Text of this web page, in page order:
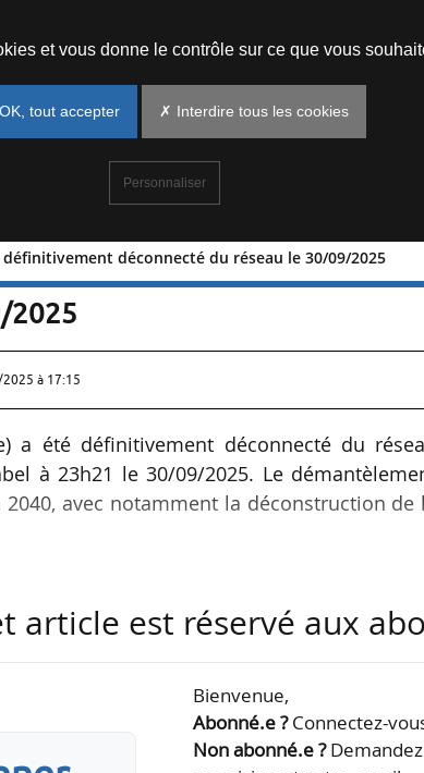
déconnecté du réseau le 30/09/2025
Tihange 1 définitivement
2025
à 17:15
a été définitivement déconnecté du
à 23h21 le 30/09/2025. Le
avec notamment la déconstruction de
2 (février 2023) et Doel 1 (février 2025).
activité Doel 4 et Tihange 3, dont la durée de
le 02/07/2025. Engie, actionnaire à 100 %
article est réservé aux
Bienvenue,
Abonné.e ?Connectez-
Non abonné.e ?
et vous donne le contrôle sur ce que vous
tout accepter ✗ Interdire tous les cookies
Personnaliser